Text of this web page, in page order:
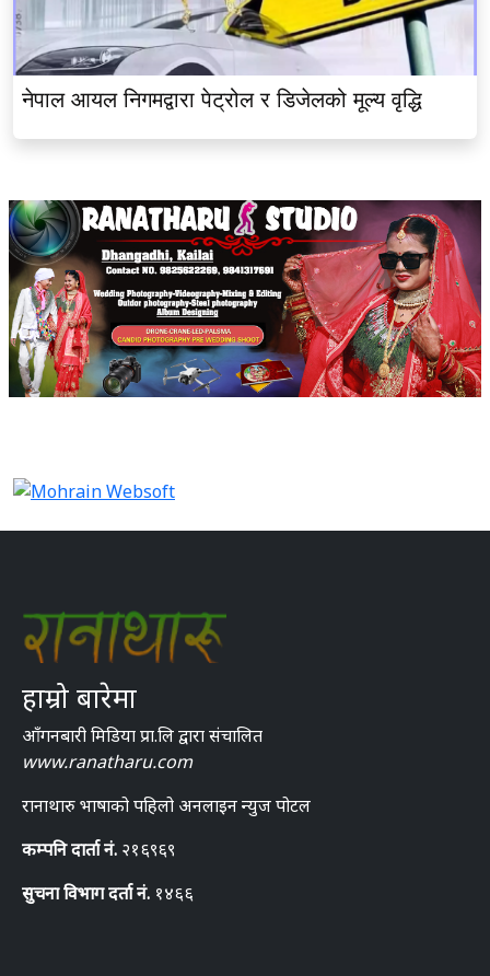
नेपाल आयल निगमद्वारा पेट्रोल र डिजेलको मूल्य वृद्धि
हाम्रो बारेमा
आँगनबारी मिडिया प्रा.लि द्वारा संचालित
www.ranatharu.com
रानाथारु भाषाको पहिलो अनलाइन न्युज पोटल
कम्पनि दार्ता नं. २१६९६९
सुचना विभाग दर्ता नं. १४६६